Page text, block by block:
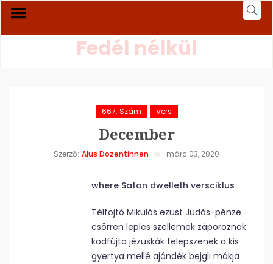
Fedél nélkül
667. Szám Vers
December
Szerző: Alus Dozentinnen márc 03, 2020
where Satan dwelleth versciklus
Télfojtó Mikulás ezüst Judás-pénze
csörren leples szellemek záporoznak
ködfújta jézuskák telepszenek a kis
gyertya mellé ajándék bejgli mákja